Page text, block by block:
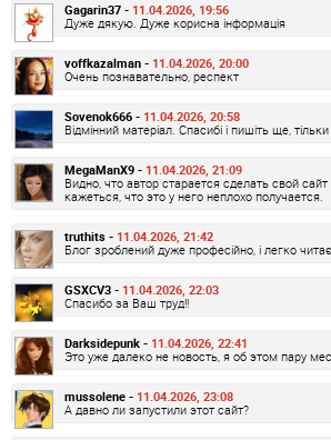
Gagarin37 - 11.04.2026, 19:56
Дуже дякую. Дуже корисна інформація
voffkazalman - 11.04.2026, 20:00
Очень познавательно, респект
Sovenok666 - 11.04.2026, 20:58
Відмінний матеріал. Спасибі і пишіть ще,
MegaManX9 - 11.04.2026, 21:09
Видно, что автор старается сделать свой
кажеться, что это у него неплохо получается.
truthits - 11.04.2026, 21:42
Блог зроблений дуже професійно, і легко
GSXCV3 - 11.04.2026, 22:03
Спасибо за Ваш труд!!
Darksidepunk - 11.04.2026, 22:41
Это уже далеко не новость, я об этом пару
mussolene - 11.04.2026, 23:08
А давно ли запустили этот сайт?